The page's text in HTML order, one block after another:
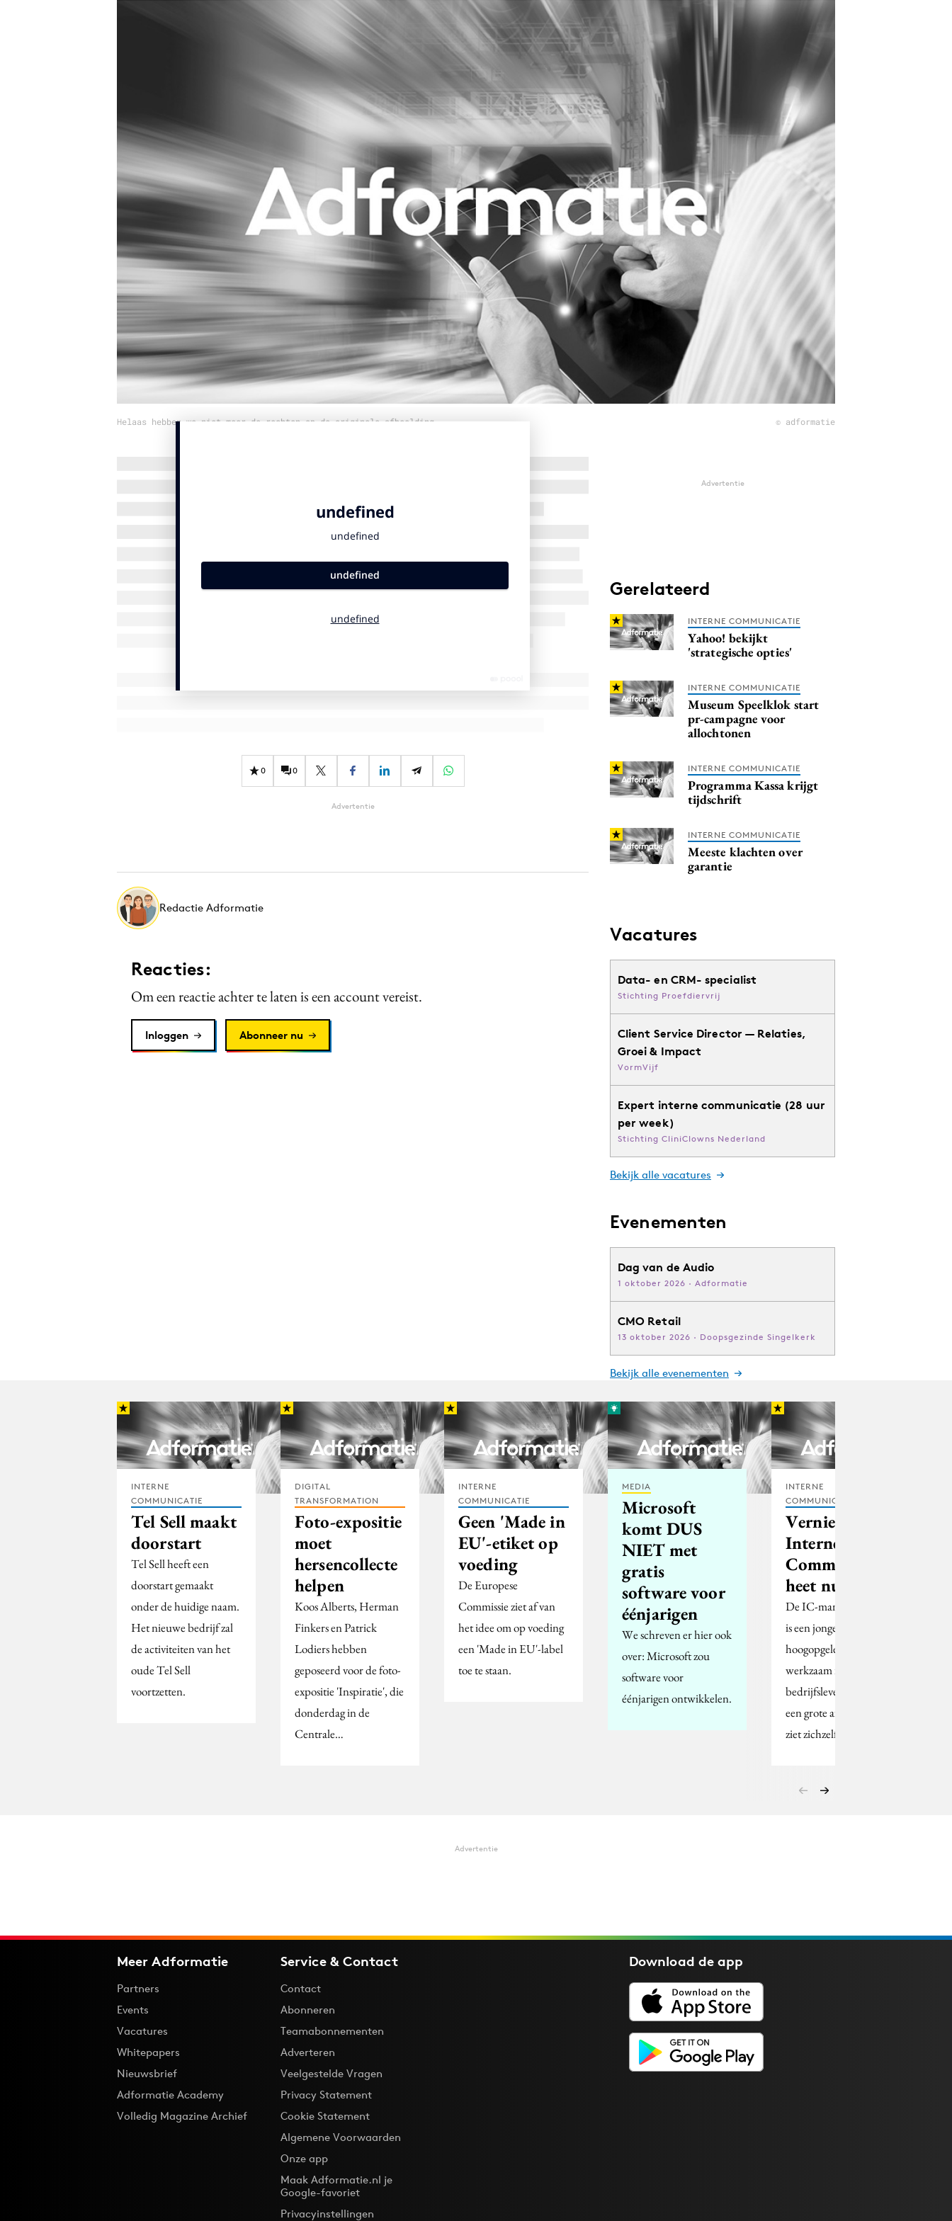
Influencer marketing
Interne communicatie
Purpose Marketing
Reputatie & crisis
Helaas hebben we niet meer de rechten op de originele afbeelding © adformatie
0 0
Advertentie
Redactie Adformatie
Reacties:
Om een reactie achter te laten is een account vereist.
Inloggen Abonneer nu
Advertentie
Gerelateerd
INTERNE COMMUNICATIE
Yahoo! bekijkt
'strategische opties'
INTERNE COMMUNICATIE
Museum Speelklok start
pr-campagne voor
allochtonen
INTERNE COMMUNICATIE
Programma Kassa krijgt
tijdschrift
INTERNE COMMUNICATIE
Meeste klachten over
garantie
Vacatures
Data- en CRM- specialist
Stichting Proefdiervrij
Client Service Director — Relaties,
Groei & Impact
VormVijf
Expert interne communicatie (28 uur
per week)
Stichting CliniClowns Nederland
Bekijk alle vacatures
Evenementen
Dag van de Audio
1 oktober 2026 · Adformatie
CMO Retail
13 oktober 2026 · Doopsgezinde Singelkerk
Bekijk alle evenementen
INTERNE
COMMUNICATIE
Tel Sell maakt
doorstart
Tel Sell heeft een
doorstart gemaakt
onder de huidige naam.
Het nieuwe bedrijf zal
de activiteiten van het
oude Tel Sell
voortzetten.
DIGITAL
TRANSFORMATION
Foto-expositie
moet
hersencollecte
helpen
Koos Alberts, Herman
Finkers en Patrick
Lodiers hebben
geposeerd voor de foto-
expositie 'Inspiratie', die
donderdag in de
Centrale…
INTERNE
COMMUNICATIE
Geen 'Made in
EU'-etiket op
voeding
De Europese
Commissie ziet af van
het idee om op voeding
een 'Made in EU'-label
toe te staan.
MEDIA
Microsoft
komt DUS
NIET met
gratis
software voor
éénjarigen
We schreven er hier ook
over: Microsoft zou
software voor
éénjarigen ontwikkelen.
INTERNE
COMMUNICATIE
Vernieuwde
Interne
Communicatie
heet nu IC
De IC-manager van nu
is een jonge,
hoogopgeleide vrouw,
werkzaam in het
bedrijfsleven, vaak op
een grote afdeling. Ze
ziet zichzelf vooral…
Advertentie
Meer Adformatie
Partners
Events
Vacatures
Whitepapers
Nieuwsbrief
Adformatie Academy
Volledig Magazine Archief
Service & Contact
Contact
Abonneren
Teamabonnementen
Adverteren
Veelgestelde Vragen
Privacy Statement
Cookie Statement
Algemene Voorwaarden
Onze app
Maak Adformatie.nl je
Google-favoriet
Privacyinstellingen
Download deapp